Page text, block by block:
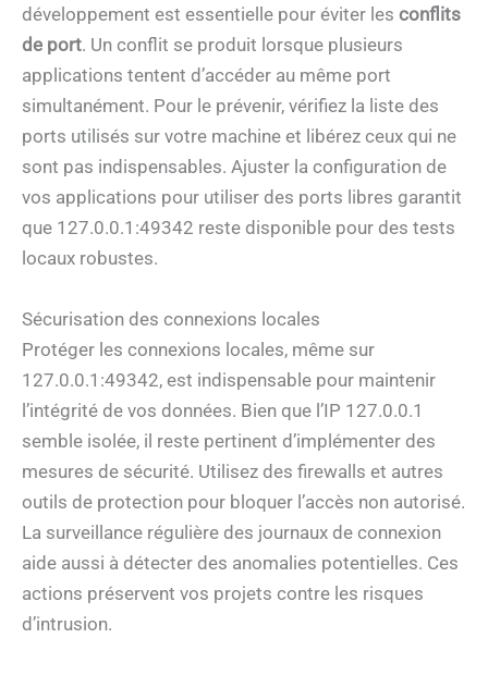
développement est essentielle pour éviter les conflits
de port. Un conflit se produit lorsque plusieurs
applications tentent d’accéder au même port
simultanément. Pour le prévenir, vérifiez la liste des
ports utilisés sur votre machine et libérez ceux qui ne
sont pas indispensables. Ajuster la configuration de
vos applications pour utiliser des ports libres garantit
que 127.0.0.1:49342 reste disponible pour des tests
locaux robustes.
Sécurisation des connexions locales
Protéger les connexions locales, même sur
127.0.0.1:49342, est indispensable pour maintenir
l’intégrité de vos données. Bien que l’IP 127.0.0.1
semble isolée, il reste pertinent d’implémenter des
mesures de sécurité. Utilisez des firewalls et autres
outils de protection pour bloquer l’accès non autorisé.
La surveillance régulière des journaux de connexion
aide aussi à détecter des anomalies potentielles. Ces
actions préservent vos projets contre les risques
d’intrusion.